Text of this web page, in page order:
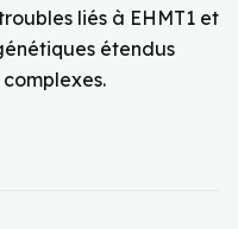
liés à EHMT1 et
étendus